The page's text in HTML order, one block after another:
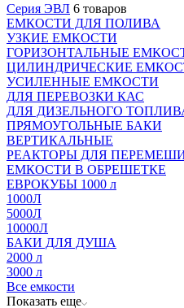
Серия ЭВЛ 6 товаров
ЕМКОСТИ ДЛЯ ПОЛИВА
УЗКИЕ ЕМКОСТИ
ГОРИЗОНТАЛЬНЫЕ
ЦИЛИНДРИЧЕСКИЕ
УСИЛЕННЫЕ ЕМКОСТИ
ДЛЯ ПЕРЕВОЗКИ КАС
ДЛЯ ДИЗЕЛЬНОГО
ПРЯМОУГОЛЬНЫЕ БАКИ
ВЕРТИКАЛЬНЫЕ
РЕАКТОРЫ ДЛЯ
ЕМКОСТИ В ОБРЕШЕТКЕ
ЕВРОКУБЫ 1000 л
1000Л
5000Л
10000Л
БАКИ ДЛЯ ДУША
2000 л
3000 л
Все емкости
Показать еще